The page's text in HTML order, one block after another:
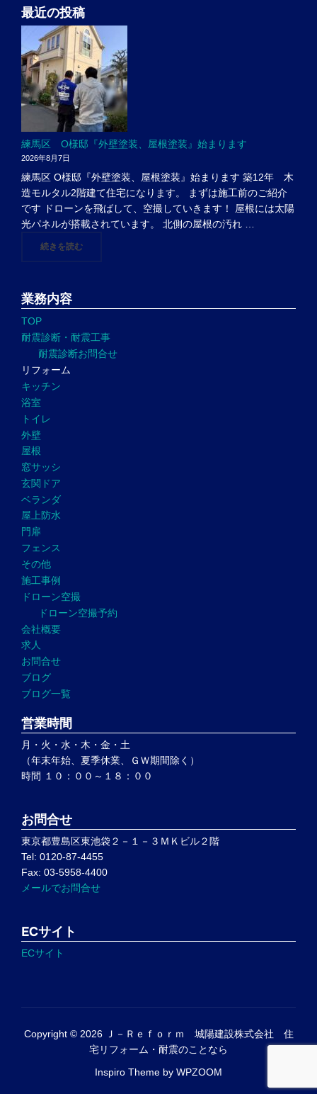
最近の投稿
練馬区 O様邸『外壁塗装、屋根塗装』始まります
2026年8月7日
練馬区 O様邸『外壁塗装、屋根塗装』始まります 築12年 木
造モルタル2階建て住宅になります。 まずは施工前のご紹介
です ドローンを飛ばして、空撮していきます！ 屋根には太陽
光パネルが搭載されています。 北側の屋根の汚れ …
続きを読む"練馬区 O様邸『外壁塗装、屋根塗装』始まります"
業務内容
TOP
耐震診断・耐震工事
耐震診断お問合せ
リフォーム
キッチン
浴室
トイレ
外壁
屋根
窓サッシ
玄関ドア
ベランダ
屋上防水
門扉
フェンス
その他
施工事例
ドローン空撮
ドローン空撮予約
会社概要
求人
お問合せ
ブログ
ブログ一覧
営業時間
月・火・水・木・金・土
（年末年始、夏季休業、ＧＷ期間除く）
時間 １０：００～１８：００
お問合せ
東京都豊島区東池袋２－１－３ＭＫビル２階
Tel: 0120-87-4455
Fax: 03-5958-4400
メールでお問合せ
ECサイト
ECサイト
Copyright © 2026 Ｊ－Ｒｅｆｏｒｍ 城陽建設株式会社 住
宅リフォーム・耐震のことなら
Inspiro Theme by WPZOOM